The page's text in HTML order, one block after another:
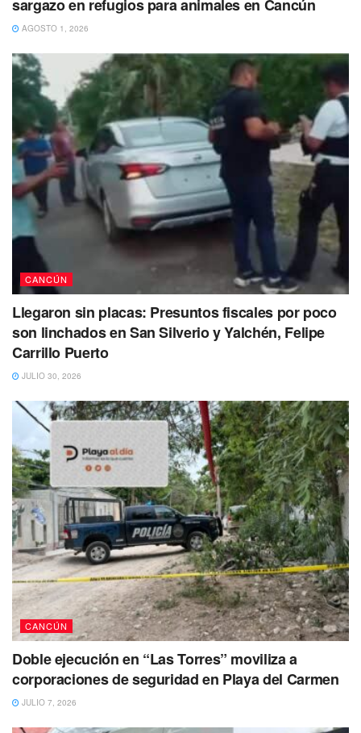
exámenes médicos y otros procedimientos, para luego
ser trasladada al Centro de Rehabilitación Social de esta
localidad, donde quedó bajo la jurisdicción de la autoridad
que la reclamaba.
sargazo en refugios para animales en Cancún
AGOSTO 1, 2026
CANCÚN
Llegaron sin placas: Presuntos fiscales por poco
son linchados en San Silverio y Yalchén, Felipe
Carrillo Puerto
JULIO 30, 2026
CANCÚN
Doble ejecución en “Las Torres” moviliza a
corporaciones de seguridad en Playa del Carmen
JULIO 7, 2026